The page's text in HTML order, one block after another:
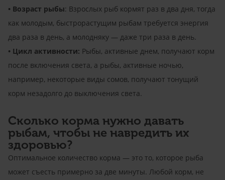
• Возраст рыбы: Взрослых рыб кормят раз в два дня, тогда
как молодым, быстрорастущим рыбам требуется энергия
два раза в день, а молодняку ​​— даже три раза в день.
• Цикл активности: Рыбы, активные днем, получают корм
после включения света, а рыбы, активные ночью,
например, некоторые виды сомов, получают тонущий
корм незадолго до выключения света.
Сколько корма нужно давать
рыбам, чтобы не навредить их
здоровью?
Оптимальное количество корма — это то, которое рыба
может съесть примерно за две минуты. Любой корм, не